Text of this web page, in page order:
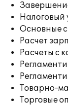
Налоговый
Основные
Расчет
Расчеты с
Товарно-
Торговые